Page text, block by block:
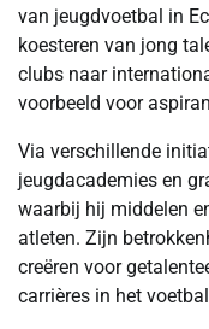
van jeugdvoetbal in
koesteren van jong
clubs naar
voorbeeld voor
Via verschillende
jeugdacademies en
waarbij hij middelen
atleten. Zijn
creëren voor
carrières in het